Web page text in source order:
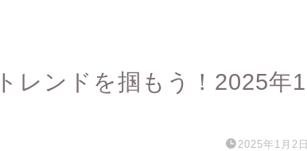
レンドを掴もう！2025年1
2025年1月2日